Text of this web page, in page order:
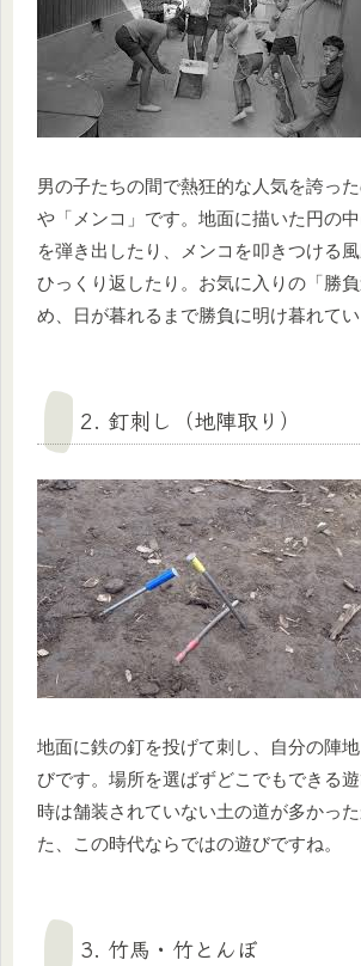
男の子たちの間で熱狂的な人気を誇った
や「メンコ」です。地面に描いた円の
を弾き出したり、メンコを叩きつける
ひっくり返したり。お気に入りの「勝
め、日が暮れるまで勝負に明け暮れてい
2. 釘刺し（地陣取り）
地面に鉄の釘を投げて刺し、自分の陣
びです。場所を選ばずどこでもできる
時は舗装されていない土の道が多かっ
た、この時代ならではの遊びですね。
3. 竹馬・竹とんぼ